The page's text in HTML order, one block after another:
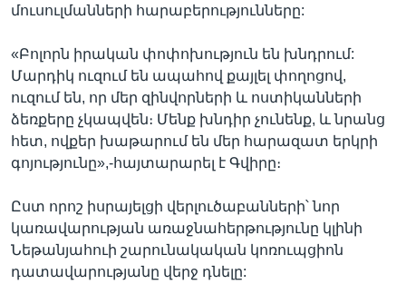
մուսուլմանների հարաբերությունները:
«Բոլորն իրական փոփոխություն են խնդրում:
Մարդիկ ուզում են ապահով քայլել փողոցով,
ուզում են, որ մեր զինվորների և ոստիկանների
ձեռքերը չկապվեն։ Մենք խնդիր չունենք, և նրանց
հետ, ովքեր խաթարում են մեր հարազատ երկրի
գոյությունը»,-հայտարարել է Գվիրը։
Ըստ որոշ իսրայելցի վերլուծաբանների՝ նոր
կառավարության առաջնահերթությունը կլինի
Նեթանյահուի շարունակական կոռուպցիոն
դատավարությանը վերջ դնելը: